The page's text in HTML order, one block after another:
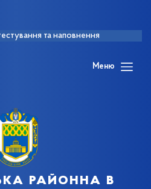
та наповнення
Меню
районна в